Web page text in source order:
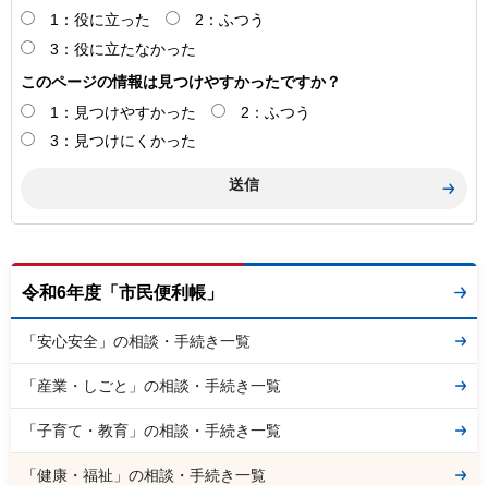
1：役に立った
2：ふつう
3：役に立たなかった
このページの情報は見つけやすかったですか？
1：見つけやすかった
2：ふつう
3：見つけにくかった
令和6年度「市民便利帳」
「安心安全」の相談・手続き一覧
「産業・しごと」の相談・手続き一覧
「子育て・教育」の相談・手続き一覧
「健康・福祉」の相談・手続き一覧